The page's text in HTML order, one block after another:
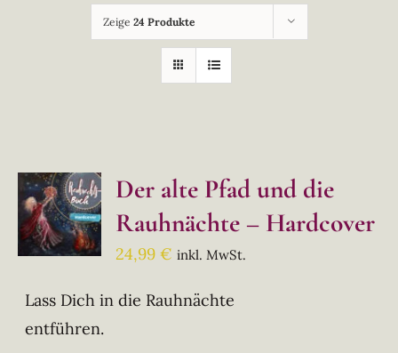
Zeige 24 Produkte
Der alte Pfad und die
Rauhnächte – Hardcover
24,99€ inkl. MwSt.
Lass Dich in die Rauhnächte
entführen.